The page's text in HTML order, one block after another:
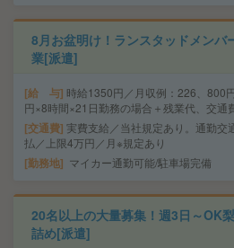
8月お盆明け！ランスタッドメンバ
業[派遣]
給 与 時給1350円／月収例：226、800
円×8時間×21日勤務の場合＋残業代、交通
交通費 実費支給／当社規定あり。通勤交
払／上限4万円／月※規定あり
勤務地 マイカー通勤可能/駐車場完備
20名以上の大量募集！週3日～OK
詰め[派遣]